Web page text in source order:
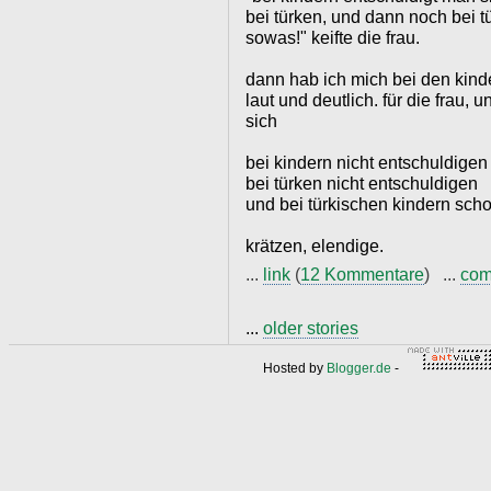
bei türken, und dann noch bei
sowas!" keifte die frau.
dann hab ich mich bei den
laut und deutlich. für die frau,
sich
bei kindern nicht entschuldigen
bei türken nicht entschuldigen
und bei türkischen kindern
krätzen, elendige.
... link (12 Kommentare) ...
... older stories
Hosted by Blogger.de -